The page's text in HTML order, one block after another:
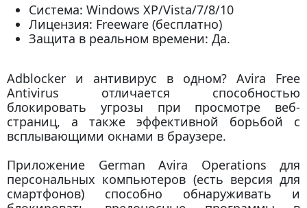
Система: Windows XP/Vista/7/8/10
Лицензия: Freeware (бесплатно)
Защита в реальном времени: Да.
Adblocker и антивирус в одном? Avira Free
Antivirus отличается способностью
блокировать угрозы при просмотре веб-
страниц, а также эффективной борьбой с
всплывающими окнами в браузере.
Приложение German Avira Operations для
персональных компьютеров (есть версия для
смартфонов) способно обнаруживать и